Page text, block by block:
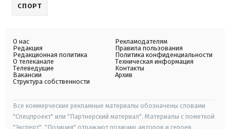
СПОРТ
О нас
Редакция
Редакционная политика
О телеканале
Телеведущие
Вакансии
Структура собственности
Рекламодателям
Правила пользования
Политика конфиденциальности
Техническая информация
Контакты
Архив
Все коммерческие рекламные материалы обозначены словами
"Спецпроект" или "Партнерский материал". Материалы с пометкой
"Эксперт", "Позиция" отражают позицию авторов и героев.